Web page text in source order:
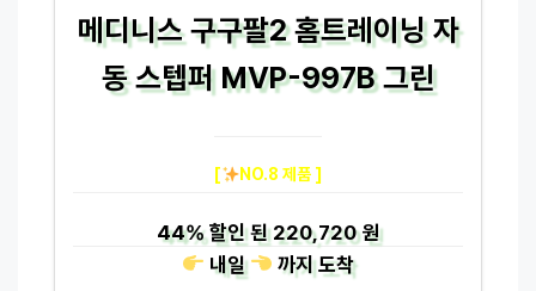
메디니스 구구팔2 홈트레이닝 자
동 스텝퍼 MVP-997B 그린
[ NO.8 제품 ]
44%할인 된220,720 원
내일
까지도착